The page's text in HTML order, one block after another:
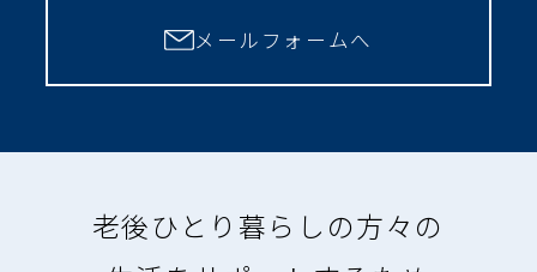
メールフォームへ
老後ひとり暮らしの方々の